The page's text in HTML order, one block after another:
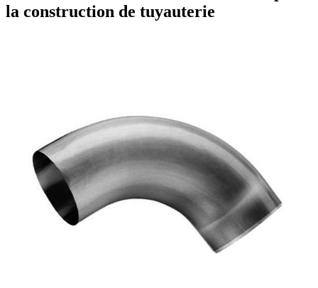
la construction de tuyauterie